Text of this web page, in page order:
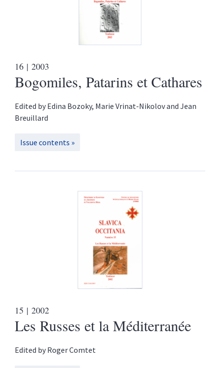
16 | 2003
Bogomiles, Patarins et Cathares
Edited by Edina Bozoky, Marie Vrinat-Nikolovand Jean
Breuillard
Issue contents
15 | 2002
Les Russes et la Méditerranée
Edited by RogerComtet